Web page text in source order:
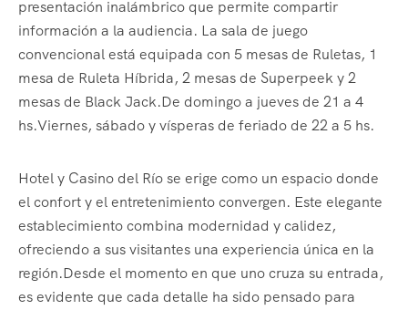
presentación inalámbrico que permite compartir
información a la audiencia. La sala de juego
convencional está equipada con 5 mesas de Ruletas, 1
mesa de Ruleta Híbrida, 2 mesas de Superpeek y 2
mesas de Black Jack.De domingo a jueves de 21 a 4
hs.Viernes, sábado y vísperas de feriado de 22 a 5 hs.
Hotel y Casino del Río se erige como un espacio donde
el confort y el entretenimiento convergen. Este elegante
establecimiento combina modernidad y calidez,
ofreciendo a sus visitantes una experiencia única en la
región.Desde el momento en que uno cruza su entrada,
es evidente que cada detalle ha sido pensado para